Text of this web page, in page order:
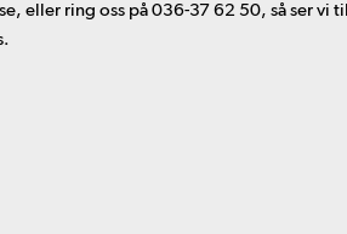
eller ring oss på 036-37 62 50, så ser vi till